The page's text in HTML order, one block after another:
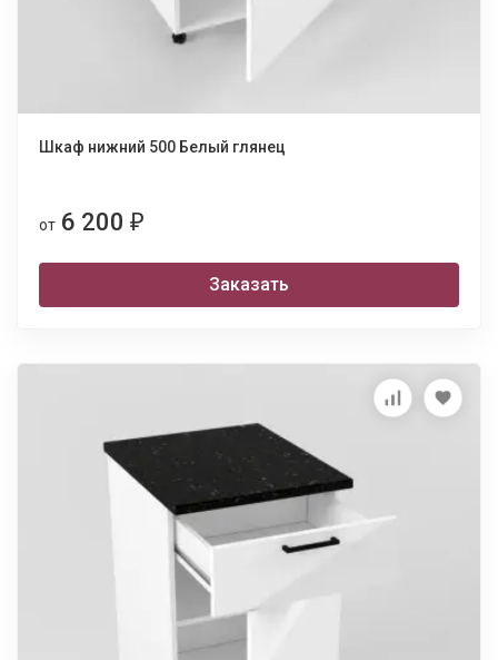
Шкаф нижний 500 Белый глянец
от 6 200 ₽
Заказать